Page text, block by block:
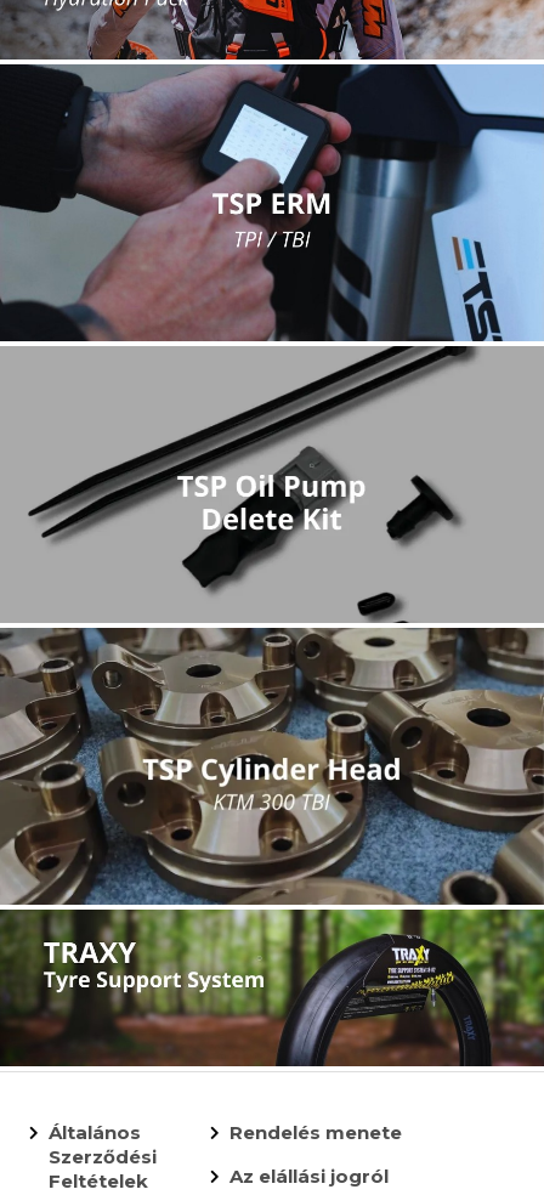
Általános
Szerződési
Feltételek
Rendelés menete
Az elállási jogról